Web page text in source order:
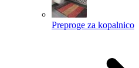
Preproge za kopalnico